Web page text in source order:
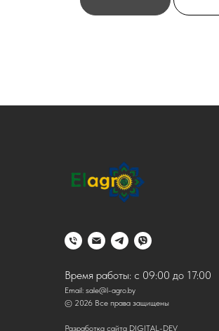
Время работы: с 09:00 до 17:00
Email: sale@l-agro.by
© 2026 Все права защищены
Разработка сайта DIGITAL-DEV